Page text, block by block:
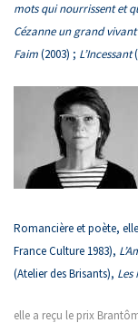
mots qui nourrissent et
Cézanne un grand vivant
Faim(2003) ; L’Incessant
Romancière et poète,
France Culture 1983),
(Atelier des Brisants), Les
elle a reçu le prix